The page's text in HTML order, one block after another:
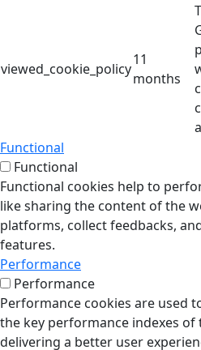
viewed_cookie_policy
11
months
Functional
Functional
Functional cookies help to
like sharing the content of the
platforms, collect feedbacks,
features.
Performance
Performance
Performance cookies are used
the key performance indexes
delivering a better user